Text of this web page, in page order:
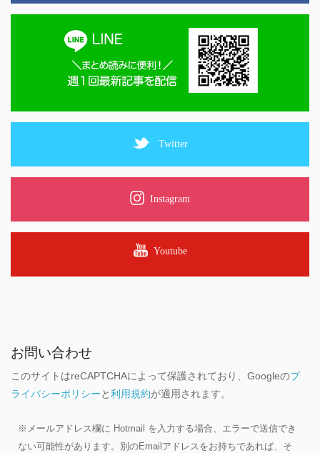
Twitter
Instagram
Youtube
お問い合わせ
このサイトはreCAPTCHAによって保護されており、Googleのプ
ライバシーポリシーと利用規約が適用されます。
※メールアドレス欄に Hotmail を入力する場合、エラーで送信でき
ない可能性があります。別のEmailアドレスをお持ちであれば、そ